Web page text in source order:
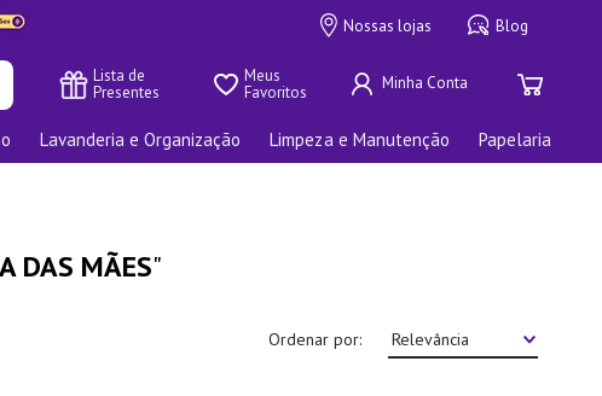
Nossas lojas Blog
Lista de
Presentes
Meus
Favoritos
Lavanderia e Organização Limpeza e Manutenção Papelaria
DAS MÃES
Ordenar por Relevância